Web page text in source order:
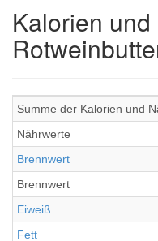
Kalorien
Summe der Kalorien und
Nährwerte
Brennwert
Brennwert
Eiweiß
Fett